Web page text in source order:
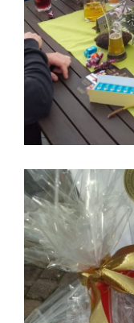
Wiesloch
Dany Events &
Marktplatz